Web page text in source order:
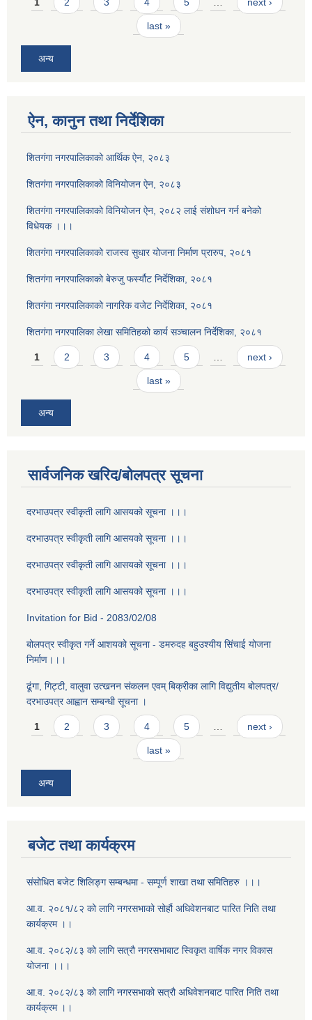
1 2 3 4 5 … next ›
last »
अन्य
ऐन, कानुन तथा निर्देशिका
शितगंगा नगरपालिकाको आर्थिक ऐन, २०८३
शितगंगा नगरपालिकाको विनियोजन ऐन, २०८३
शितगंगा नगरपालिकाको विनियोजन ऐन, २०८२ लाई संशोधन गर्न बनेको
विधेयक ।।।
शितगंगा नगरपालिकाको राजस्व सुधार योजना निर्माण प्रारुप, २०८१
शितगंगा नगरपालिकाको बेरुजु फर्स्यौट निर्देशिका, २०८१
शितगंगा नगरपालिकाको नागरिक वजेट निर्देशिका, २०८१
शितगंगा नगरपालिका लेखा समितिहको कार्य सञ्चालन निर्देशिका, २०८१
Pages
1 2 3 4 5 next ›
last »
अन्य
सार्वजनिक खरिद/बोलपत्र सूचना
दरभाउपत्र स्वीकृती लागि आसयको सूचना ।।।
दरभाउपत्र स्वीकृती लागि आसयको सूचना ।।।
दरभाउपत्र स्वीकृती लागि आसयको सूचना ।।।
दरभाउपत्र स्वीकृती लागि आसयको सूचना ।।।
Invitation for Bid - 2083/02/08
बोलपत्र स्वीकृत गर्ने आशयको सूचना - डमरुदह बहुउश्यीय सिंचाई योजना
निर्माण।।।
ढूंगा, गिट्टी, वालुवा उत्खनन संकलन एवम् बिक्रीका लागि विद्युतीय बोलपत्र/
दरभाउपत्र आह्वान सम्बन्धी सूचना ।
Pages
1 2 3 4 5 … next ›
last »
अन्य
बजेट तथा कार्यक्रम
संसोधित बजेट शिलिङ्ग सम्बन्धमा - सम्पूर्ण शाखा तथा समितिहरु ।।।
आ.व. २०८१/८२ को लागि नगरसभाको सोर्हौ अधिवेशनबाट पारित निति तथा
कार्यक्रम ।।
आ.व. २०८२/८३ को लागि सत्रौ नगरसभाबाट स्विकृत वार्षिक नगर विकास
योजना ।।।
आ.व. २०८२/८३ को लागि नगरसभाको सत्रौ अधिवेशनबाट पारित निति तथा
कार्यक्रम ।।